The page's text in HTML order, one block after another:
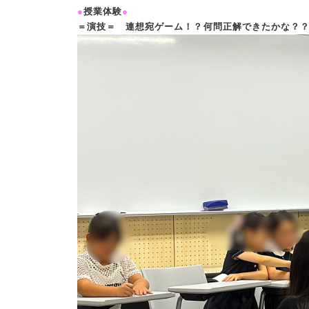
●授業体験●
＝演技＝ 連想宛ゲーム！？何問正解できたかな？？